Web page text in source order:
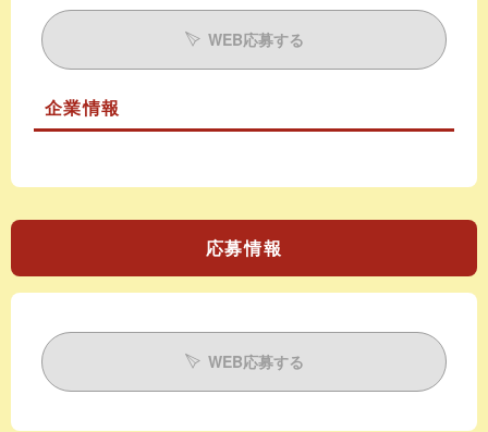
WEB応募する
企業情報
応募情報
WEB応募する